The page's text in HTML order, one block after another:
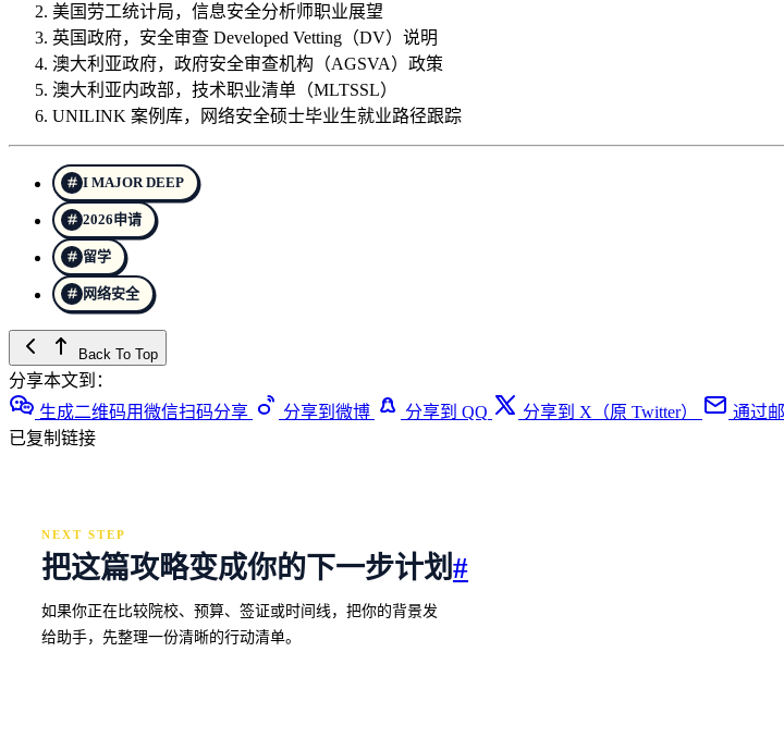
美国劳工统计局，信息安全分析师职业展望
英国政府，安全审查 Developed Vetting（DV）说明
澳大利亚政府，政府安全审查机构（AGSVA）政策
澳大利亚内政部，技术职业清单（MLTSSL）
UNILINK 案例库，网络安全硕士毕业生就业路径跟踪
I MAJOR DEEP
2026申请
留学
网络安全
Back To Top
分享本文到：
生成二维码用微信扫码分享
分享到微博 分享到 QQ 分享到 X（原 Twitter） 通过
已复制链接
NEXT STEP
把这篇攻略变成你的下一步计划#
如果你正在比较院校、预算、签证或时间线，把你的背景发
给助手，先整理一份清晰的行动清单。